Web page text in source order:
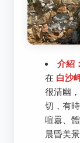
介紹：
在 白沙
很清幽
切，有
喧囂、
晨昏美